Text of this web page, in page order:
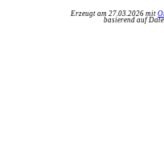
Erzeugt am 27.03.2026 mit
basierend auf